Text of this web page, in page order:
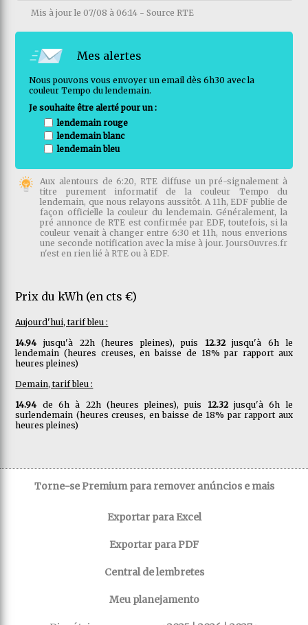
Mis à jour le 07/08 à 06:14 - Source RTE
Mes alertes
Nous pouvons vous envoyer un email dès 6h30 avec la
couleur Tempo du lendemain.
Je souhaite être alerté pour un :
lendemain rouge
lendemain blanc
lendemain bleu
Aux alentours de 6:20, RTE diffuse un pré-signalement à
titre purement informatif de la couleur Tempo du
lendemain, que nous relayons aussitôt. A 11h, EDF publie de
façon officielle la couleur du lendemain. Généralement, la
pré annonce de RTE est confirmée par EDF, toutefois, si la
couleur venait à changer entre 6:30 et 11h, nous enverions
une seconde notification avec la mise à jour. JoursOuvres.fr
n'est en rien lié à RTE ou à EDF.
Prix du kWh (en cts €)
Aujourd'hui, tarif bleu :
14.94jusqu'à 22h (heures pleines), puis 12.32jusqu'à 6h le
lendemain (heures creuses, en baisse de 18% par rapport aux
heures pleines)
Demain, tarif bleu :
14.94de 6h à 22h (heures pleines), puis 12.32jusqu'à 6h le
surlendemain (heures creuses, en baisse de 18% par rapport aux
heures pleines)
Torne-se Premium para remover anúncios e mais
Exportar para Excel
Exportar para PDF
Central de lembretes
Meu planejamento